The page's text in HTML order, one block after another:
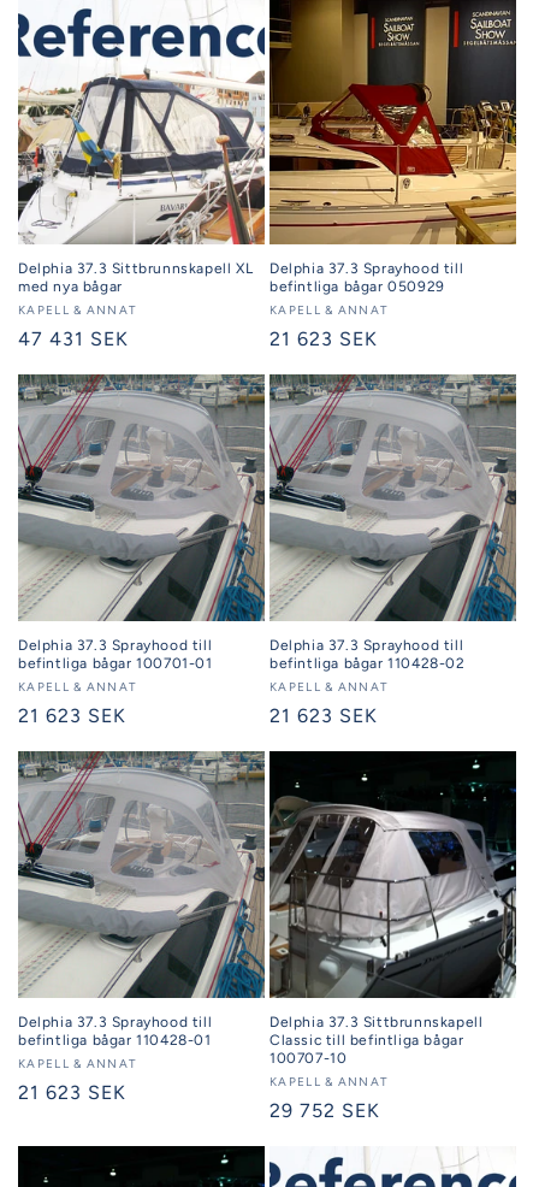
Delphia 37.3 Sittbrunnskapell XL
med nya bågar
Säljare:
KAPELL & ANNAT
Ordinarie
47 431 SEK
Delphia 37.3 Sprayhood till
befintliga bågar 050929
Säljare:
KAPELL & ANNAT
Ordinarie
21 623 SEK
Delphia 37.3 Sprayhood till
befintliga bågar 100701-01
Säljare:
KAPELL & ANNAT
Ordinarie
21 623 SEK
Delphia 37.3 Sprayhood till
befintliga bågar 110428-02
Säljare:
KAPELL & ANNAT
Ordinarie
21 623 SEK
Delphia 37.3 Sprayhood till
befintliga bågar 110428-01
Säljare:
KAPELL & ANNAT
Ordinarie
21 623 SEK
Delphia 37.3 Sittbrunnskapell
Classic till befintliga bågar
100707-10
Säljare:
KAPELL & ANNAT
Ordinarie
29 752 SEK